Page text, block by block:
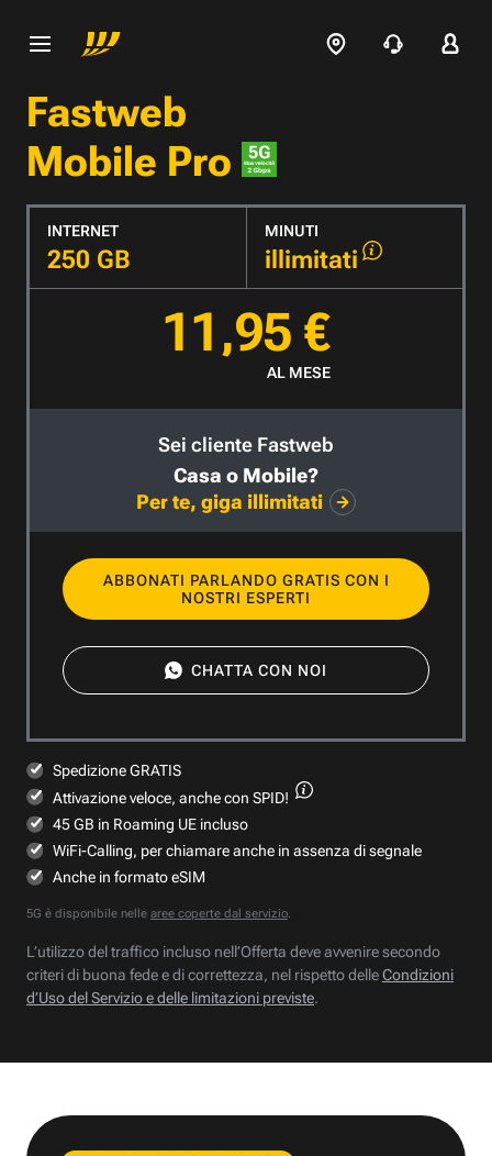
Fastweb
Mobile Pro
INTERNET
250 GB
MINUTI
illimitati
11,95 €
AL MESE
Sei cliente Fastweb
Casa o Mobile?
Per te, giga illimitati
ABBONATI PARLANDO GRATIS CON I
NOSTRI ESPERTI
CHATTA CON NOI
Spedizione GRATIS
Attivazione veloce, anche con SPID!
45 GB in Roaming UE incluso
WiFi-Calling, per chiamare anche in assenza di segnale
Anche in formato eSIM
5G è disponibile nelle aree coperte dal servizio.
L’utilizzo del traffico incluso nell’Offerta deve avvenire secondo
criteri di buona fede e di correttezza, nel rispetto delleCondizioni
d’Uso del Servizio e delle limitazioni previste.